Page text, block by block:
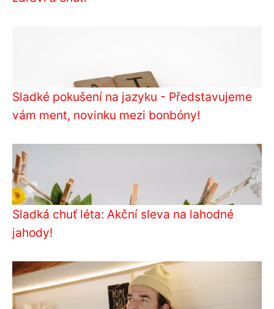
Sladké pokušení na jazyku - Představujeme
vám ment, novinku mezi bonbóny!
Sladká chuť léta: Akční sleva na lahodné
jahody!